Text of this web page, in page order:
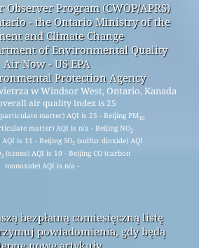
Observer Program (CWOP/APRS)
- the Ontario Ministry of the
and Climate Change
of Environmental Quality
Air Now - US EPA
Protection Agency
w Windsor West, Ontario, Kanada
air quality index is 25
matter) AQI is 25 - Beijing PM10
matter) AQI is n/a - Beijing NO2
is 11 - Beijing SO2(sulfur dioxide) AQI
3 (ozone) AQI is 10 - Beijing CO (carbon
monoxide) AQI is n/a -
bezpłatną comiesięczną listę
powiadomienia, gdy będą